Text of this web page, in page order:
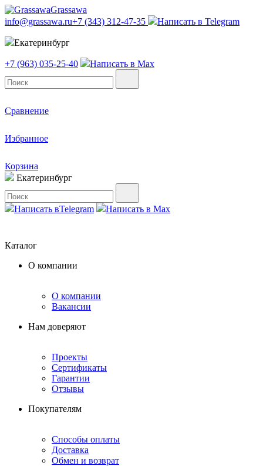
Grassawa
info@grassawa.ru+7 (343) 312-47-35 Написать в Telegram
Екатеринбург
+7 (963) 035-25-40 Написать в Max
Сравнение
Избранное
Корзина
Екатеринбург
Написать вTelegram Написать в Max
Каталог
О компании
О компании
Вакансии
Нам доверяют
Проекты
Сертификаты
Гарантии
Отзывы
Покупателям
Способы оплаты
Доставка
Обмен и возврат